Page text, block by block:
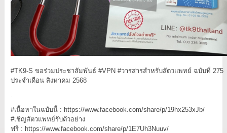
#TK9-S ขอร่วมประชาสัมพันธ์ #VPN #วารสารสำหรับสัตวแพทย์ ฉบับที่ 275
ประจำเดือน สิงหาคม 2568
#เนื้อหาในฉบับนี้: https://www.facebook.com/share/p/19hx253xJb/
#เชิญสัตวแพทย์รับตัวอย่าง
ฟรี : https://www.facebook.com/share/p/1E7Uh3Nuuv/